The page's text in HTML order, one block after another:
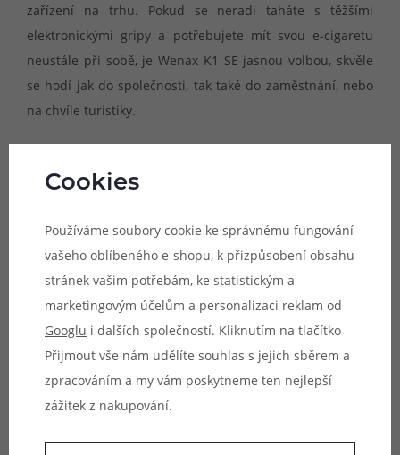
zařízení na trhu. Pokud se neradi taháte s těžšími
elektronickými gripy a potřebujete mít svou e-cigaretu
neustále při sobě, je Wenax K1 SE jasnou volbou, skvěle
se hodí jak do společnosti, tak také do zaměstnání, nebo
na chvíle turistiky.
Cookies
Používáme soubory cookie ke správnému fungování
vašeho oblíbeného e-shopu, k přizpůsobení obsahu
stránek vašim potřebám, ke statistickým a
marketingovým účelům a personalizaci reklam od
Googlu i dalších společností. Kliknutím na tlačítko
Přijmout vše nám udělíte souhlas s jejich sběrem a
zpracováním a my vám poskytneme ten nejlepší
zážitek z nakupování.